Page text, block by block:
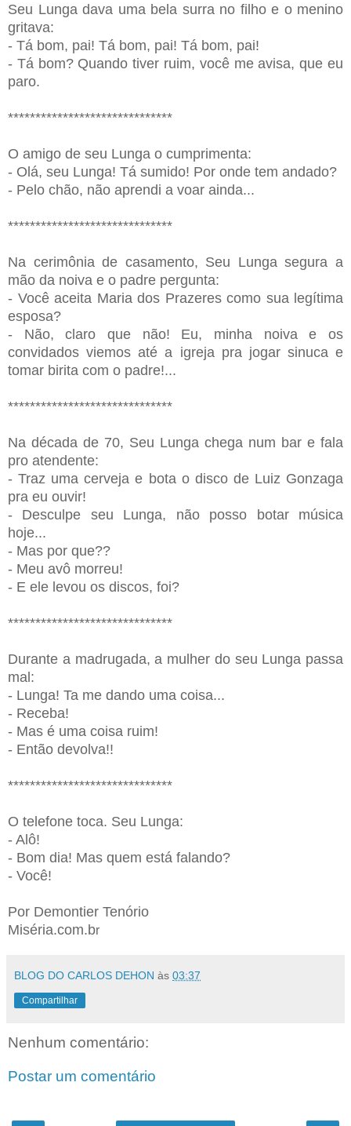
Seu Lunga dava uma bela surra no filho e o menino
gritava:
- Tá bom, pai! Tá bom, pai! Tá bom, pai!
- Tá bom? Quando tiver ruim, você me avisa, que eu
paro.
******************************
O amigo de seu Lunga o cumprimenta:
- Olá, seu Lunga! Tá sumido! Por onde tem andado?
- Pelo chão, não aprendi a voar ainda...
******************************
Na cerimônia de casamento, Seu Lunga segura a
mão da noiva e o padre pergunta:
- Você aceita Maria dos Prazeres como sua legítima
esposa?
- Não, claro que não! Eu, minha noiva e os
convidados viemos até a igreja pra jogar sinuca e
tomar birita com o padre!...
******************************
Na década de 70, Seu Lunga chega num bar e fala
pro atendente:
- Traz uma cerveja e bota o disco de Luiz Gonzaga
pra eu ouvir!
- Desculpe seu Lunga, não posso botar música
hoje...
- Mas por que??
- Meu avô morreu!
- E ele levou os discos, foi?
******************************
Durante a madrugada, a mulher do seu Lunga passa
mal:
- Lunga! Ta me dando uma coisa...
- Receba!
- Mas é uma coisa ruim!
- Então devolva!!
******************************
O telefone toca. Seu Lunga:
- Alô!
- Bom dia! Mas quem está falando?
- Você!
Por Demontier Tenório
Miséria.com.br
BLOG DO CARLOS DEHON às 03:37
Compartilhar
Nenhum comentário:
Postar um comentário